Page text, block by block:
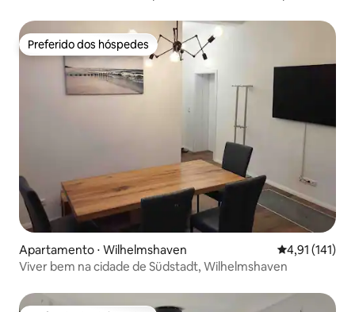
Preferido dos hóspedes
Preferido dos hóspedes
Apartamento ⋅ Wilhelmshaven 4,91 de uma
4,91 (141)
Viver bem na cidade de Südstadt, Wilhelmshaven